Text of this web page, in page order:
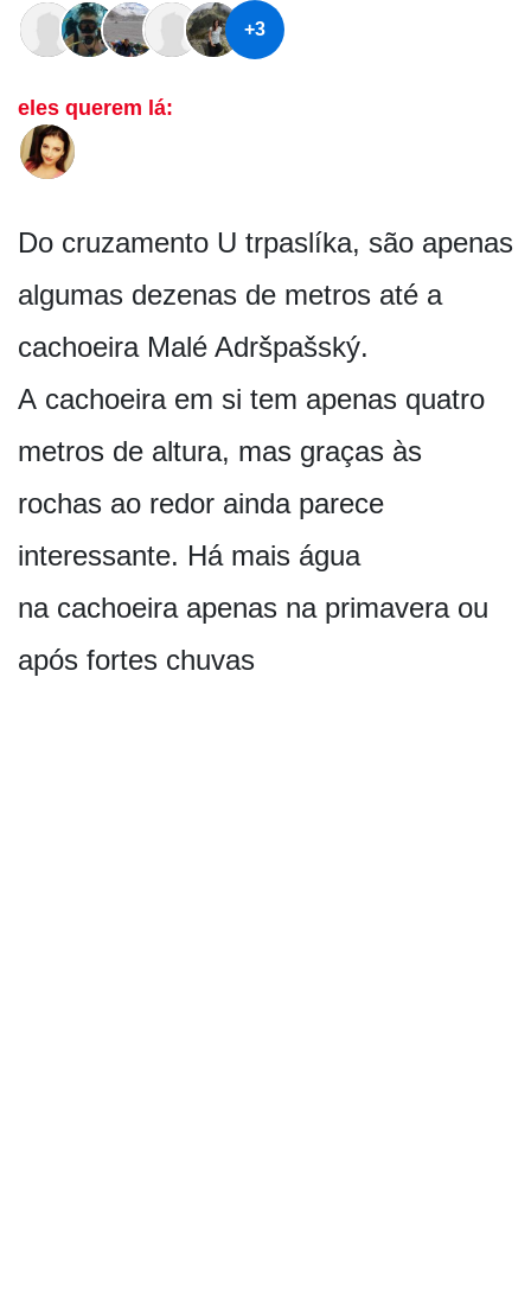
+3
eles querem lá:
Do cruzamento U trpaslíka, são apenas
algumas dezenas de metros até a
cachoeira Malé Adršpašský.
A cachoeira em si tem apenas quatro
metros de altura, mas graças às
rochas ao redor ainda parece
interessante. Há mais água
na cachoeira apenas na primavera ou
após fortes chuvas